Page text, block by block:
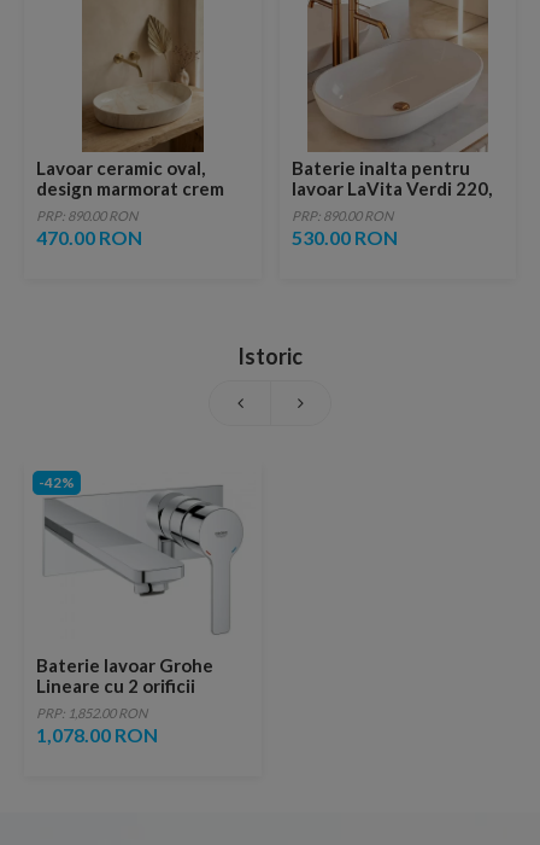
Lavoar ceramic oval,
design marmorat crem
lucios cu vene aurii,
ventil inclus
PRP: 890.00 RON
470.00 RON
Baterie inalta pentru
lavoar LaVita Verdi 220,
fara ventil, brushed
copper
PRP: 890.00 RON
530.00 RON
Istoric
-42%
Baterie lavoar Grohe
Lineare cu 2 orificii
Marimea M
PRP: 1,852.00 RON
1,078.00 RON